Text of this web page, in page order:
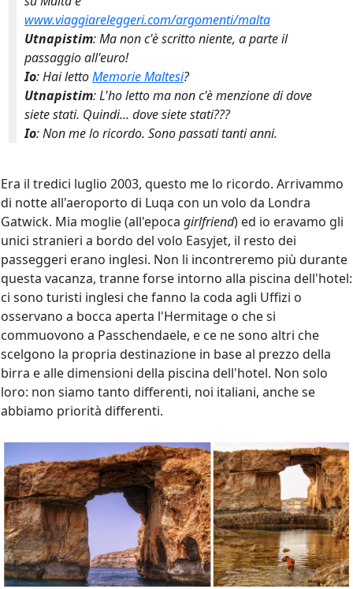
www.viaggiareleggeri.com/argomenti/malta
Utnapistim: Ma non c'è scritto niente, a parte il
passaggio all'euro!
Io: Hai lettoMemorie Maltesi?
Utnapistim: L'ho letto ma non c'è menzione di dove
siete stati. Quindi... dove siete stati???
Io: Non me lo ricordo. Sono passati tanti anni.
Era il tredici luglio 2003, questo me lo ricordo. Arrivammo
di notte all'aeroporto di Luqa con un volo da Londra
Gatwick. Mia moglie (all'epoca girlfriend) ed io eravamo gli
unici stranieri a bordo del volo Easyjet, il resto dei
passeggeri erano inglesi. Non li incontreremo più durante
questa vacanza, tranne forse intorno alla piscina dell'hotel:
ci sono turisti inglesi che fanno la coda agli Uffizi o
osservano a bocca aperta l'Hermitage o che si
commuovono a Passchendaele, e ce ne sono altri che
scelgono la propria destinazione in base al prezzo della
birra e alle dimensioni della piscina dell'hotel. Non solo
loro: non siamo tanto differenti, noi italiani, anche se
abbiamo priorità differenti.